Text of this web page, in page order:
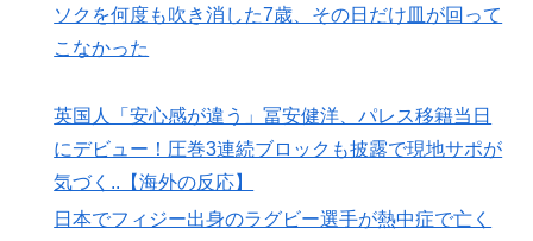
ソクを何度も吹き消した7歳、その日だけ皿が回って
こなかった
英国人「安心感が違う」冨安健洋、パレス移籍当日
にデビュー！圧巻3連続ブロックも披露で現地サポが
気づく..【海外の反応】
日本でフィジー出身のラグビー選手が熱中症で亡く